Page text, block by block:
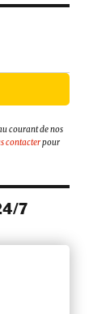
courant de nos
contacterpour
7